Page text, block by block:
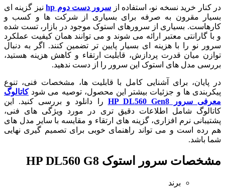
در کنار خرید نسخه نو، استفاده از سرور دست دوم hp
نیز گزینه ای
بسیار مقرون به صرفه برای بسیاری از شرکت ها و کسب و
کارهاست. بسیاری از سرورهای استوک موجود در بازار، تست شده
و با گارانتی معتبر ارائه می شوند و می توانند همان کیفیت عملکرد
سرور نو را با هزینه ای بسیار پایین تر تضمین کنند. اگر به دنبال
توازن میان قدرت پردازش، قابلیت ارتقاء و کاهش هزینه هستید،
بررسی مدل های استوک این سرور را از دست ندهید.
در پایان، برای آشنایی کامل با قابلیت ها، مشخصات فنی، تنوع
پیکربندی ها و جزئیات بیشتر این محصول، توصیه می شودکاتالوگ
معرفی سرور HP DL560 Gen8
را دانلود و بررسی کنید. این
کاتالوگ شامل اطلاعات دقیق تری در مورد ویژگی های فنی،
پشتیبانی نرم افزاری، گزینه های ارتقاء و مقایسه با سایر مدل های
هم رده است و می تواند راهنمای خوبی برای تصمیم گیری نهایی
شما باشد.
مشخصات سرور استوک HP DL560 G8
برند